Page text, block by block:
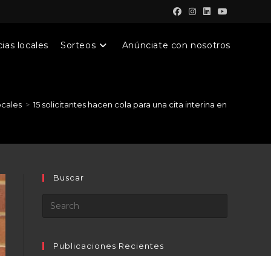
locales Sorteos Anúnciate con nosotros
> 15 solicitantes hacen cola para una cita interina en Logan City
Buscar
Publicaciones Recientes